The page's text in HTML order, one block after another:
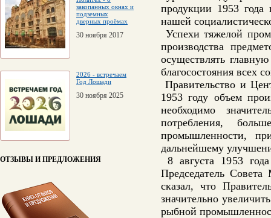
закопанных окнах и
подземных
дверных проёмах
30 ноября 2017
2026 - встречаем
Год Лошади
30 ноября 2025
ОТЗЫВЫ И ПРЕДЛОЖЕНИЯ
продукции 1953
нашей
Успехи тяжелой
производства
осуществлять
благосостояния всех
Правительство и
1953 году объем
необходимо
потребления,
промышленности,
дальнейшему
8 августа 1953
Председатель
сказал, что
значительно
рыбной